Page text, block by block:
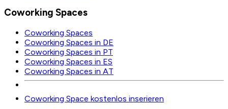
Coworking Spaces
Coworking Spaces
Coworking Spaces in DE
Coworking Spaces in PT
Coworking Spaces in ES
Coworking Spaces in AT
Coworking Space kostenlos inserieren